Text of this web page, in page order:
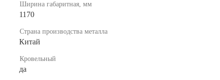
Ширина габаритная, мм
1170
Страна производства металла
Китай
Кровельный
да